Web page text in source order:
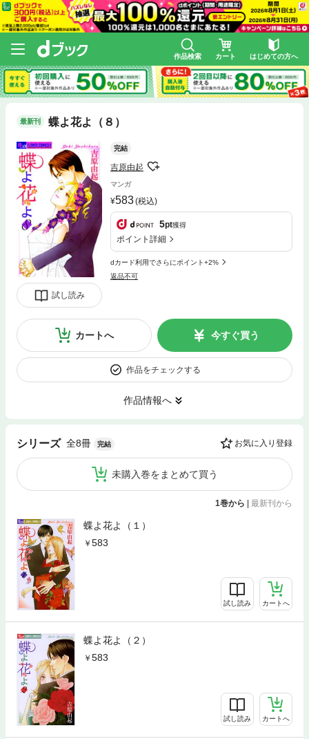
作品検索 カート はじめての方へ
最新刊 蝶よ花よ（８）
試し読み
完結
吉原由起
マンガ
583(税込)
5pt獲得
ポイント詳細
dカード利用でさらにポイント+2%
返品不可
カートへ 今すぐ買う
作品をチェックする
作品情報へ
シリーズ 全8冊 完結 お気に入り登録
未購入巻をまとめて買う
1巻から 最新刊から
蝶よ花よ（１）
583
試し読み カートへ
蝶よ花よ（２）
583
試し読み カートへ